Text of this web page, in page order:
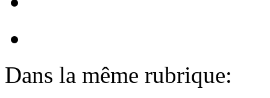
Dans la même rubrique: